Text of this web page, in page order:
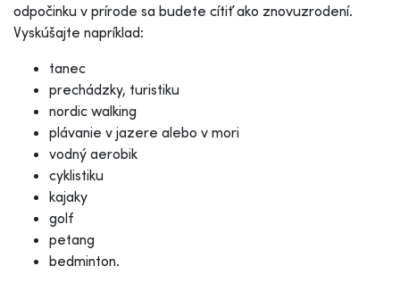
odpočinku v prírode sa budete cítiť ako znovuzrodení.
Vyskúšajte napríklad:
tanec
prechádzky, turistiku
nordic walking
plávanie v jazere alebo v mori
vodný aerobik
cyklistiku
kajaky
golf
petang
bedminton.